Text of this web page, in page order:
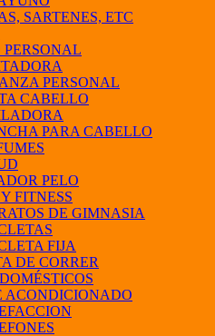
SARTENES, ETC
PERSONAL
CABELLO
PARA CABELLO
PELO
FITNESS
DE GIMNASIA
FIJA
DE CORRER
ACONDICIONADO